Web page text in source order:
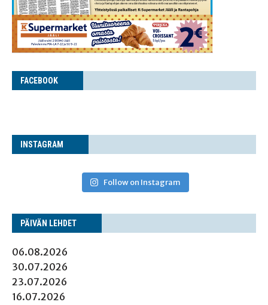
FACE­BOOK
INS­TA­GRAM
Follow on Instagram
PÄI­VÄN LEHDET
06.08.2026
30.07.2026
23.07.2026
16.07.2026